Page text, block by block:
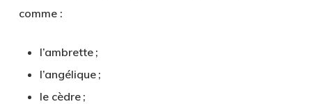
comme :
l’ambrette ;
l’angélique ;
le cèdre ;